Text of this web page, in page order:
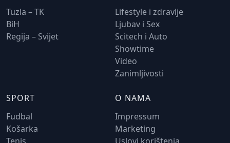
Tuzla – TK
BiH
Regija – Svijet
Lifestyle i zdravlje
Ljubav i Sex
Scitech i Auto
Showtime
Video
Zanimljivosti
SPORT
Fudbal
Košarka
O NAMA
Impressum
Marketing